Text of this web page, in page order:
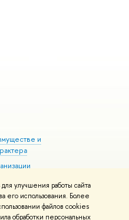
улучшения работы сайта
использования. Более
файлов cookies
обработки персональных
и
здоровья